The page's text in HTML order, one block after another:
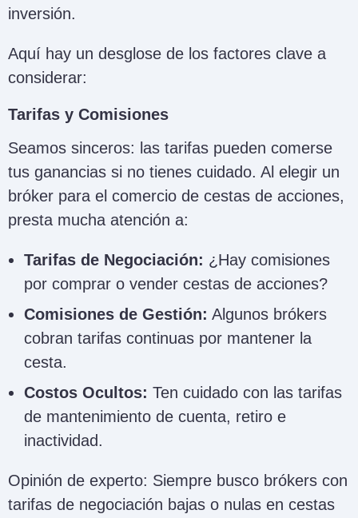
inversión.
Aquí hay un desglose de los factores clave a
considerar:
Tarifas y Comisiones
Seamos sinceros: las tarifas pueden comerse
tus ganancias si no tienes cuidado. Al elegir un
bróker para el comercio de cestas de acciones,
presta mucha atención a:
Tarifas de Negociación: ¿Hay comisiones
por comprar o vender cestas de acciones?
Comisiones de Gestión: Algunos brókers
cobran tarifas continuas por mantener la
cesta.
Costos Ocultos: Ten cuidado con las tarifas
de mantenimiento de cuenta, retiro e
inactividad.
Opinión de experto: Siempre busco brókers con
tarifas de negociación bajas o nulas en cestas